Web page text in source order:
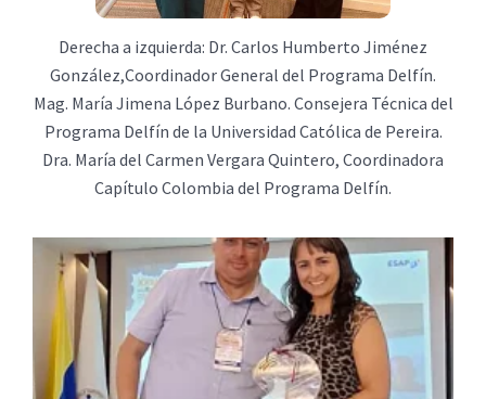
Derecha a izquierda: Dr. Carlos Humberto Jiménez
González,Coordinador General del Programa Delfín.
Mag. María Jimena López Burbano. Consejera Técnica del
Programa Delfín de la Universidad Católica de Pereira.
Dra. María del Carmen Vergara Quintero, Coordinadora
Capítulo Colombia del Programa Delfín.